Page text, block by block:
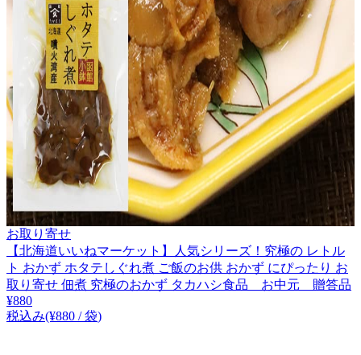
お取り寄せ
【北海道いいねマーケット】人気シリーズ！究極の レトル
ト おかず ホタテしぐれ煮 ご飯のお供 おかず にぴったり お
取り寄せ 佃煮 究極のおかず タカハシ食品 お中元 贈答品
¥880
税込み(¥880 / 袋)